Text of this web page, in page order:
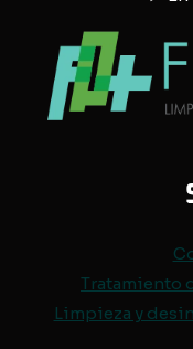
Tratamiento
Limpieza y